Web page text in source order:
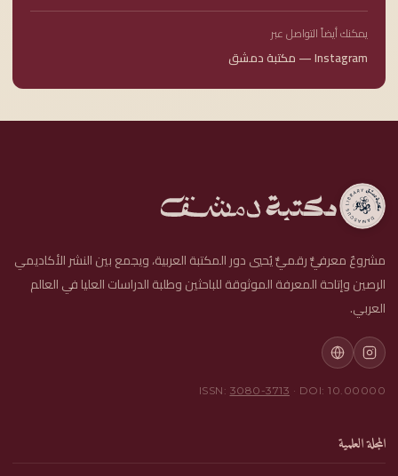
يمكنك أيضاً التواصل عبر
Instagram — مكتبة دمشق
مشروعٌ معرفيٌّ رقميٌّ يُحيي دور المكتبة العربية، ويجمع بين النشر الأكاديمي
الرصين وإتاحة المعرفة الموثوقة للباحثين وطلبة الدراسات العليا في العالم
العربي.
ISSN: 3080-3713 · DOI: 10.00000
المجلة العلمية